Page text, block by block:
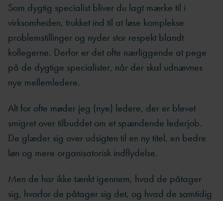
Som dygtig specialist bliver du lagt mærke til i
virksomheden, trukket ind til at løse komplekse
problemstillinger og nyder stor respekt blandt
kollegerne. Derfor er det ofte nærliggende at pege
på de dygtige specialister, når der skal udnævnes
nye mellemledere.
Alt for ofte møder jeg (nye) ledere, der er blevet
smigret over tilbuddet om et spændende lederjob.
De glæder sig over udsigten til en ny titel, en bedre
løn og mere organisatorisk indflydelse.
Men de har ikke tænkt igennem, hvad de påtager
sig, hvorfor de påtager sig det, og hvad de samtidig